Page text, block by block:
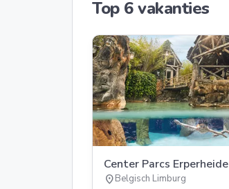
Top 6 vakanties
Center Parcs Erperheide
location_onBelgisch Limburg